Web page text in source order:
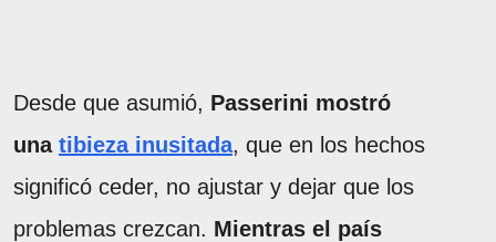
Desde que asumió, Passerini mostró
una tibieza inusitada, que en los hechos
significó ceder, no ajustar y dejar que los
problemas crezcan. Mientras el país